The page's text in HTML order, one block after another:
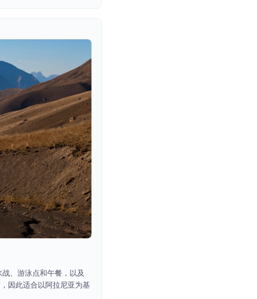
、游泳点和午餐，以及
因此适合以阿拉尼亚为基